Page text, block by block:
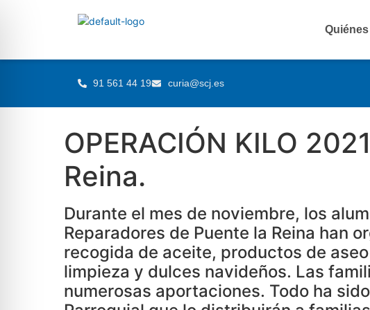
91 561 44 19 curia@scj.es
OPERACIÓN KILO
Reina.
Durante el mes de noviembre, los
Reparadores de Puente la Reina han
recogida de aceite, productos de
limpieza y dulces navideños. Las
numerosas aportaciones. Todo ha